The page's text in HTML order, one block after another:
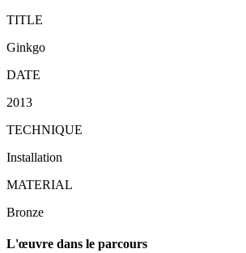
TITLE
Ginkgo
DATE
2013
TECHNIQUE
Installation
MATERIAL
Bronze
L'œuvre dans le parcours